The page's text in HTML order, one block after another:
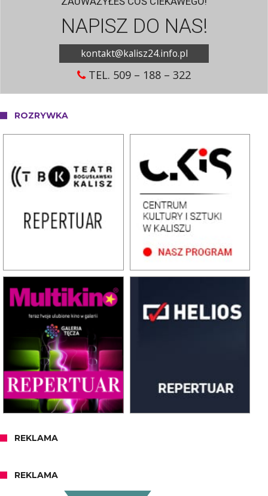
NAPISZ DO NAS!
kontakt@kalisz24.info.pl
TEL. 509 – 188 – 322
ROZRYWKA
REKLAMA
REKLAMA